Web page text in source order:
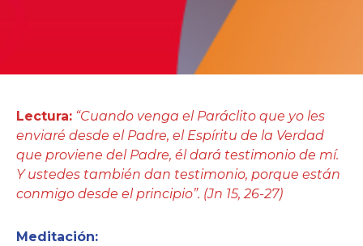
Lectura: “Cuando venga el Paráclito que yo les
enviaré desde el Padre, el Espíritu de la Verdad
que proviene del Padre, él dará testimonio de mí.
Y ustedes también dan testimonio, porque están
conmigo desde el principio”. (Jn 15, 26-27)
Meditación: